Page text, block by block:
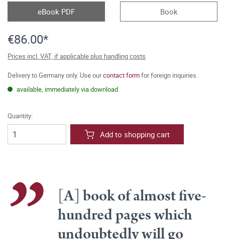
eBook PDF Book
€86.00*
Prices incl. VAT, if applicable plus handling costs
Delivery to Germany only. Use ourcontact formfor foreign inquiries.
available, immediately via download
Quantity:
Add to shopping cart
[A] book of almost five-
hundred pages which
undoubtedly will go